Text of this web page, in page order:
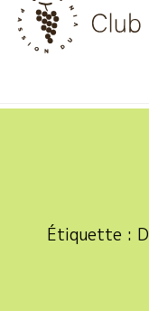
Skip
content
Étiquette :